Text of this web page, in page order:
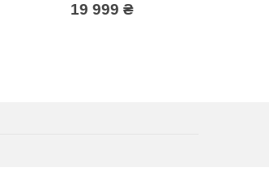
19 999 ₴